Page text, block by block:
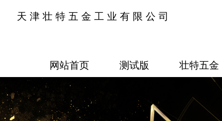
天津壮特五金工业有限公司
网站首页 测试版 壮特五金